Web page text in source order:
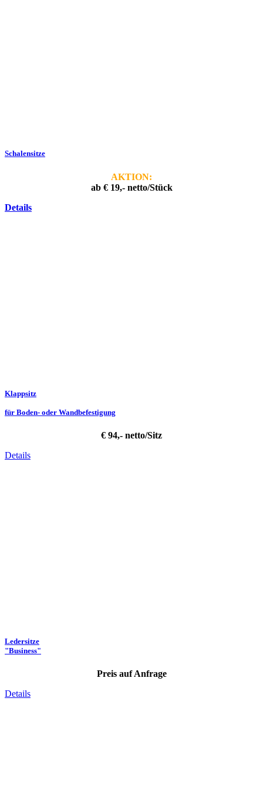
Schalensitze
AKTION:
ab € 19,- netto/Stück
Details
Klappsitz
für Boden- oder Wandbefestigung
€ 94,- netto/Sitz
Details
Ledersitze
"Business"
Preis auf Anfrage
Details